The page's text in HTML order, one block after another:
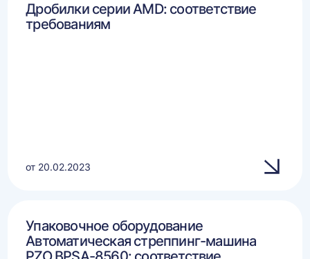
Дробилки серии AMD: соответствие
требованиям
от 20.02.2023
Упаковочное оборудование
Автоматическая стреппинг-машина